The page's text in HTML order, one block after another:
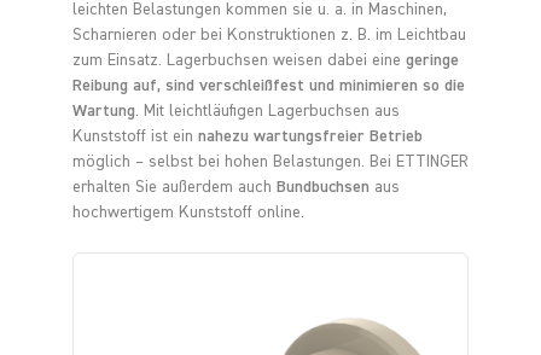
leichten Belastungen kommen sie u. a. in Maschinen,
Scharnieren oder bei Konstruktionen z. B. im Leichtbau
zum Einsatz. Lagerbuchsen weisen dabei eine geringe
Reibung auf, sind verschleißfest und minimieren so die
Wartung. Mit leichtläufigen Lagerbuchsen aus
Kunststoff ist ein nahezu wartungsfreier Betrieb
möglich – selbst bei hohen Belastungen. Bei ETTINGER
erhalten Sie außerdem auch Bundbuchsen aus
hochwertigem Kunststoff online.